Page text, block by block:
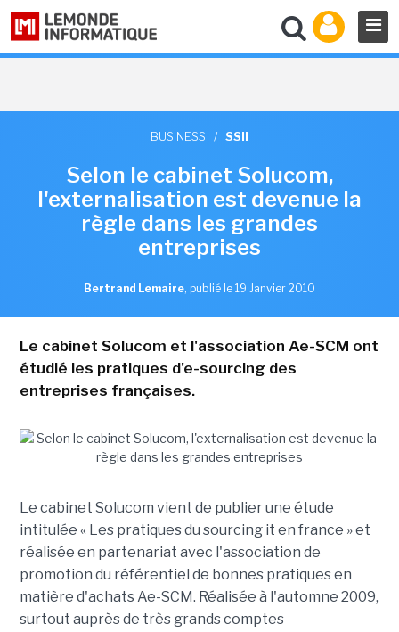
BUSINESS / SSII
Selon le cabinet Solucom,
l'externalisation est devenue la
règle dans les grandes
entreprises
Bertrand Lemaire, publié le 19 Janvier 2010
Le cabinet Solucom et l'association Ae-SCM ont
étudié les pratiques d'e-sourcing des
entreprises françaises.
Le cabinet Solucom vient de publier une étude
intitulée « Les pratiques du sourcing it en france » et
réalisée en partenariat avec l'association de
promotion du référentiel de bonnes pratiques en
matière d'achats Ae-SCM. Réalisée à l'automne 2009,
surtout auprès de très grands comptes